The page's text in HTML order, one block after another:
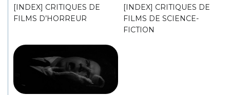
[INDEX] CRITIQUES DE
FILMS D’HORREUR
[INDEX] CRITIQUES DE
FILMS DE SCIENCE-
FICTION